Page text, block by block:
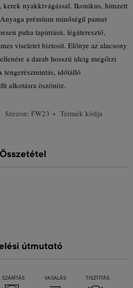
nyakkivágással. Ikonikus, hímzett
prémium minőségű pamut
puha tapintású, légáteresztő,
viseletet biztosít. Előnye az alacsony
a darab hosszú ideig megőrzi
tengerészmintás, időtálló
alkotásra öszönöz.
Szezon: FW23
Termék kódja
Összetétel
útmutató
SZÁRÍTÁS VASALÁS TISZTÍTÁS